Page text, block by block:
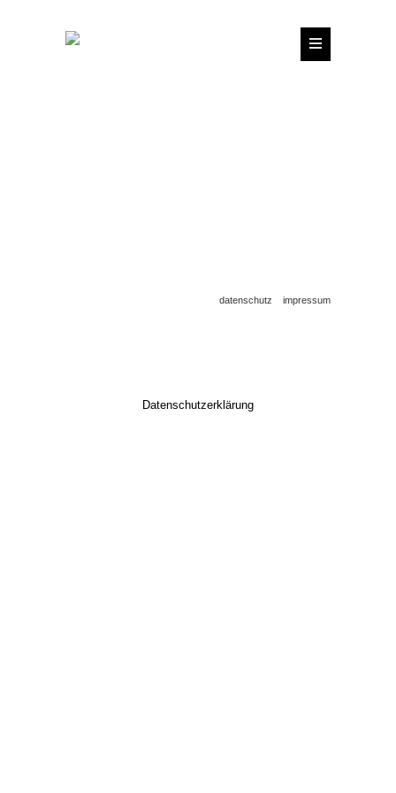
datenschutz impressum
Datenschutzerklärung